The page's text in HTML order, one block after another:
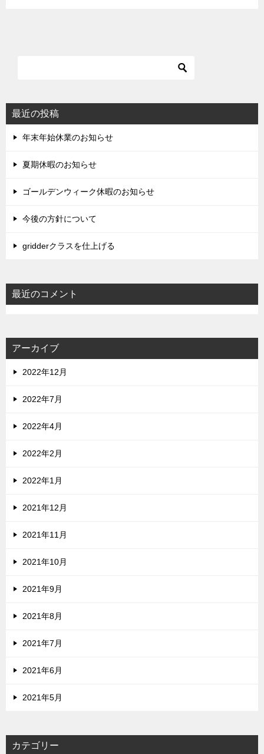
最近の投稿
年末年始休業のお知らせ
夏期休暇のお知らせ
ゴールデンウィーク休暇のお知らせ
今後の方針について
gridderクラスを仕上げる
最近のコメント
アーカイブ
2022年12月
2022年7月
2022年4月
2022年2月
2022年1月
2021年12月
2021年11月
2021年10月
2021年9月
2021年8月
2021年7月
2021年6月
2021年5月
カテゴリー